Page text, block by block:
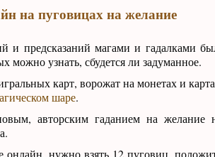
на пуговицах на желание
и предсказаний магами и гадалками
узнать, сбудется ли задуманное.
карт, ворожат на монетах и
шаре.
авторским гаданием на желание
онлайн, нужно взять 12 пуговиц,